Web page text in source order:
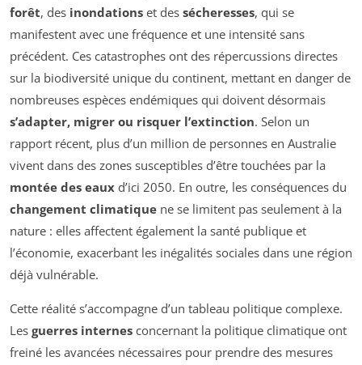
forêt, des inondations et des sécheresses, qui se
manifestent avec une fréquence et une intensité sans
précédent. Ces catastrophes ont des répercussions directes
sur la biodiversité unique du continent, mettant en danger de
nombreuses espèces endémiques qui doivent désormais
s’adapter, migrer ou risquer l’extinction. Selon un
rapport récent, plus d’un million de personnes en Australie
vivent dans des zones susceptibles d’être touchées par la
montée des eaux d’ici 2050. En outre, les conséquences du
changement climatique ne se limitent pas seulement à la
nature : elles affectent également la santé publique et
l’économie, exacerbant les inégalités sociales dans une région
déjà vulnérable.
Cette réalité s’accompagne d’un tableau politique complexe.
Les guerres internes concernant la politique climatique ont
freiné les avancées nécessaires pour prendre des mesures